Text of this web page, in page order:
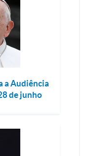
a Audiência
de junho